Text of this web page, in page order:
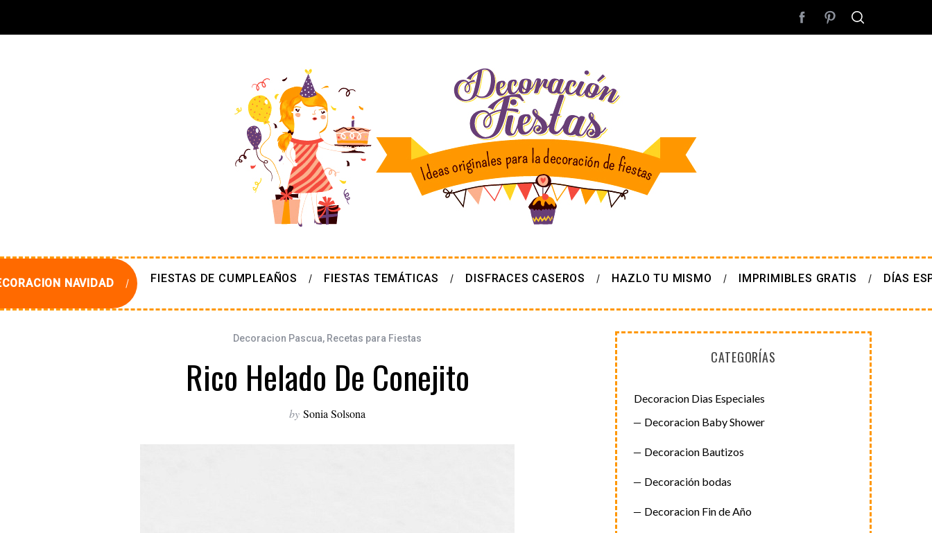
NAVIDAD FIESTAS DE CUMPLEAÑOS FIESTAS TEMÁTICAS DISFRACES CASEROS HAZLO TU MISMO IMPRIMIBLES GRATIS DÍAS
Decoracion Pascua, Recetas para Fiestas
Rico Helado De Conejito
by Sonia Solsona
CATEGORÍAS
Decoracion Dias Especiales
Decoracion Baby Shower
Decoracion Bautizos
Decoración bodas
Decoracion Fin de Año